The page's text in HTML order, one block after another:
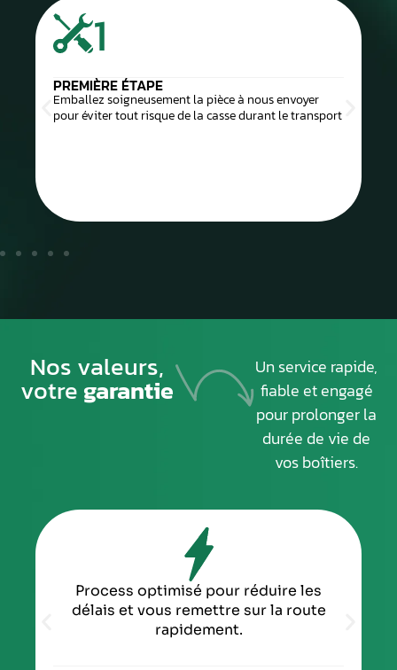
1
PREMIÈRE ÉTAPE
Emballez soigneusement la pièce à nous envoyer
pour éviter tout risque de la casse durant le transport
Nos valeurs,
votregarantie
Un service rapide,
fiable et engagé
pour prolonger la
durée de vie de
vos boîtiers.
Process optimisé pour réduire les
délais et vous remettre sur la route
rapidement.